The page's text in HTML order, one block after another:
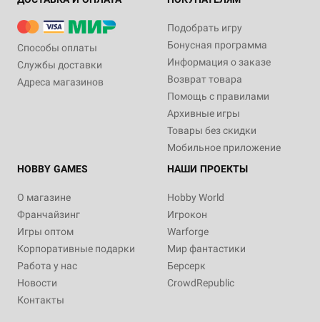
Способы оплаты
Службы доставки
Адреса магазинов
Подобрать игру
Бонусная программа
Информация о заказе
Возврат товара
Помощь с правилами
Архивные игры
Товары без скидки
Мобильное приложение
HOBBY GAMES
О магазине
Франчайзинг
Игры оптом
Корпоративные подарки
Работа у нас
Новости
Контакты
НАШИ ПРОЕКТЫ
Hobby World
Игрокон
Warforge
Мир фантастики
Берсерк
CrowdRepublic